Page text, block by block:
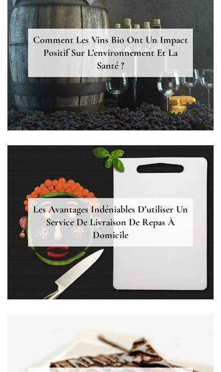
Comment Les Vins Bio Ont Un Impact
Positif Sur L’environnement Et La
Santé ?
Les Avantages Indéniables D’utiliser Un
Service De Livraison De Repas À
Domicile